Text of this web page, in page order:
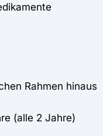
Rahmen hinaus
(alle 2 Jahre)